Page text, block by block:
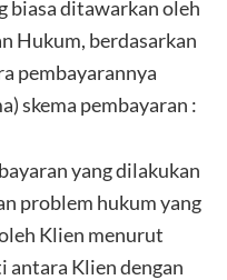
biasa ditawarkan oleh
Hukum, berdasarkan
pembayarannya
skema pembayaran :
yang dilakukan
problem hukum yang
Klien menurut
antara Klien dengan